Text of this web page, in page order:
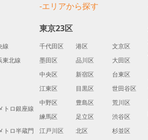
線
東北線
トロ銀座線
トロ半蔵門
-エリアから探す
東京23区
千代田区 港区
文京区
墨田区
品川区
大田区
中央区
新宿区
台東区
江東区
目黒区
世田谷区
中野区
豊島区
荒川区
練馬区
足立区
渋谷区
江戸川区
北区
杉並区